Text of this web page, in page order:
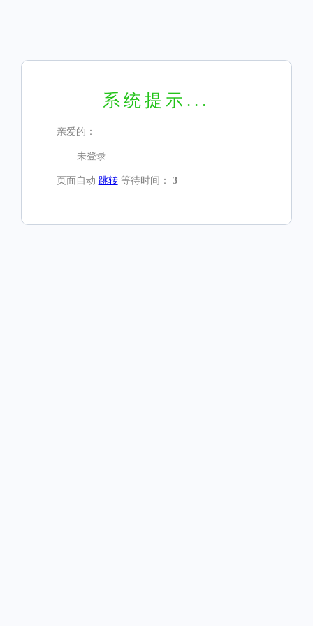
系统提示...
亲爱的：
未登录
页面自动 跳转等待时间： 3